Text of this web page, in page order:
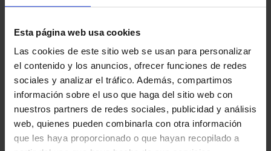
Esta página web usa cookies
Las cookies de este sitio web se usan para personalizar
el contenido y los anuncios, ofrecer funciones de redes
sociales y analizar el tráfico. Además, compartimos
información sobre el uso que haga del sitio web con
nuestros partners de redes sociales, publicidad y análisis
web, quienes pueden combinarla con otra información
que les haya proporcionado o que hayan recopilado a
EQUIPO OLIMPICO
ESPAÑOL 2024 - 8
REALES
140,00 €
PROCLAMACIÓN FELIPE
VI (2024) 8 REALES
140,00 €